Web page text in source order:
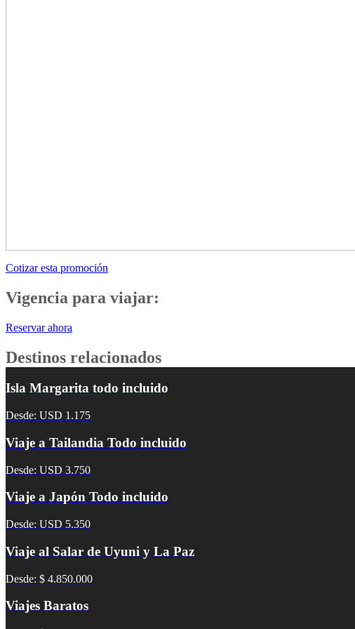
Cotizar esta promoción
Vigencia para viajar:
Reservar ahora
Destinos relacionados
Isla Margarita todo incluido
Desde: USD 1.175
Viaje a Tailandia Todo incluido
Desde: USD 3.750
Viaje a Japón Todo incluido
Desde: USD 5.350
Viaje al Salar de Uyuni y La Paz
Desde: $ 4.850.000
Viajes Baratos